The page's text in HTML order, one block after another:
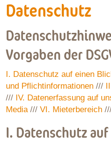
Datenschutz
Vorgaben der
I. Datenschutz auf einen
und Pflichtinformationen ///
/// IV. Datenerfassung auf
Media /// VI. Mieterbereich
I. Datenschutz